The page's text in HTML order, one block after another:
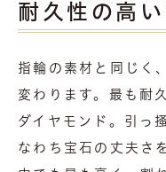
耐久性の高
指輪の素材と同じく
変わります。最も耐
ダイヤモンド。引っ
なわち宝石の丈夫さ